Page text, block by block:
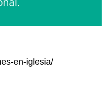
en-iglesia/